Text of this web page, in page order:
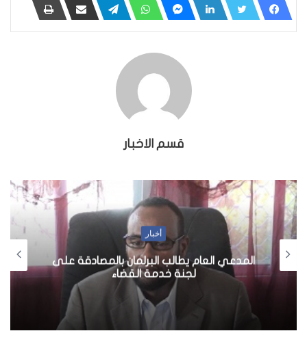
قسم الاخبار
أخبار
المدعي العام يطالب البرلمان بالمصادقة على
لجنة خدمة القضاء